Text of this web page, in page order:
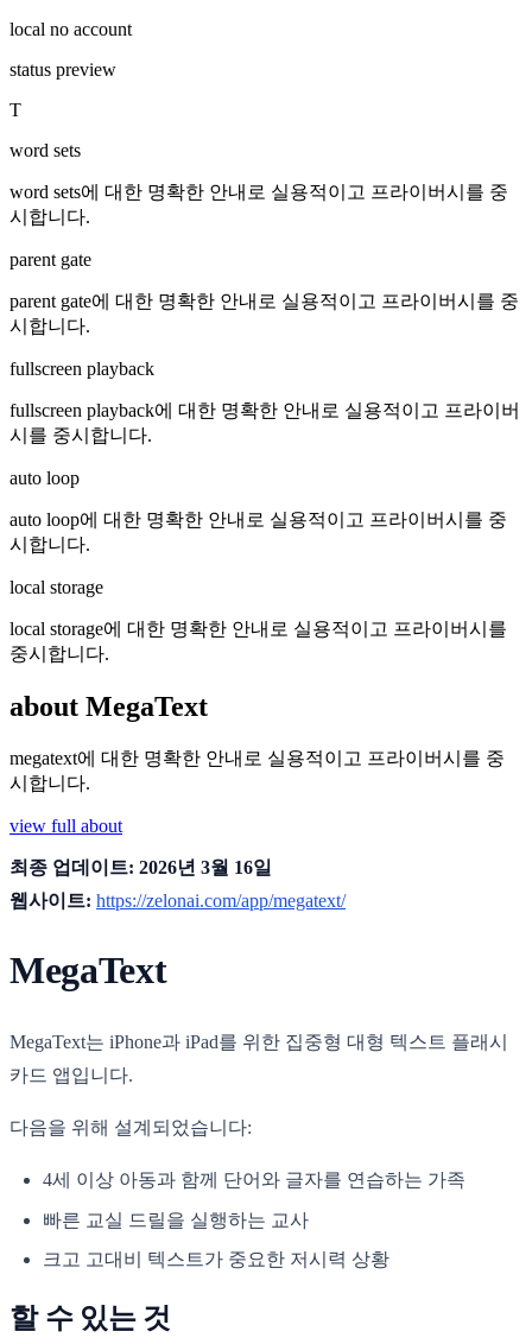
local no account
status preview
T
word sets
word sets에 대한 명확한 안내로 실용적이고 프라이버시를 중
시합니다.
parent gate
parent gate에 대한 명확한 안내로 실용적이고 프라이버시를 중
시합니다.
fullscreen playback
fullscreen playback에 대한 명확한 안내로 실용적이고 프라이버
시를 중시합니다.
auto loop
auto loop에 대한 명확한 안내로 실용적이고 프라이버시를 중
시합니다.
local storage
local storage에 대한 명확한 안내로 실용적이고 프라이버시를
중시합니다.
about MegaText
megatext에 대한 명확한 안내로 실용적이고 프라이버시를 중
시합니다.
view full about
최종 업데이트: 2026년 3월 16일
웹사이트: https://zelonai.com/app/megatext/
MegaText
MegaText는 iPhone과 iPad를 위한 집중형 대형 텍스트 플래시
카드 앱입니다.
다음을 위해 설계되었습니다:
4세 이상 아동과 함께 단어와 글자를 연습하는 가족
빠른 교실 드릴을 실행하는 교사
크고 고대비 텍스트가 중요한 저시력 상황
할 수 있는 것